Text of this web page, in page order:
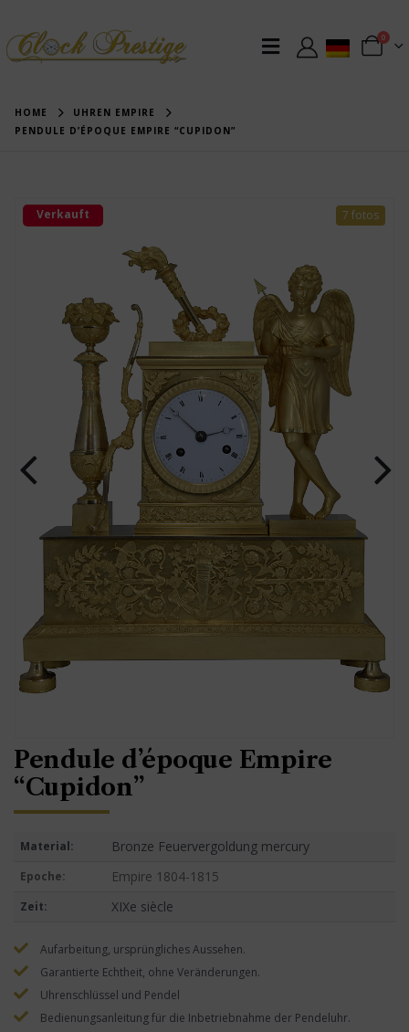
0
HOME
UHREN EMPIRE
PENDULE D’ÉPOQUE EMPIRE “CUPIDON”
7 fotos
Verkauft
Pendule d’époque Empire
“Cupidon”
Material: Bronze Feuervergoldung mercury
Epoche: Empire 1804-1815
Zeit: XIXe siècle
Aufarbeitung, ursprüngliches Aussehen.
Garantierte Echtheit, ohne Veränderungen.
Uhrenschlüssel und Pendel
Bedienungsanleitung für die Inbetriebnahme der Pendeluhr.